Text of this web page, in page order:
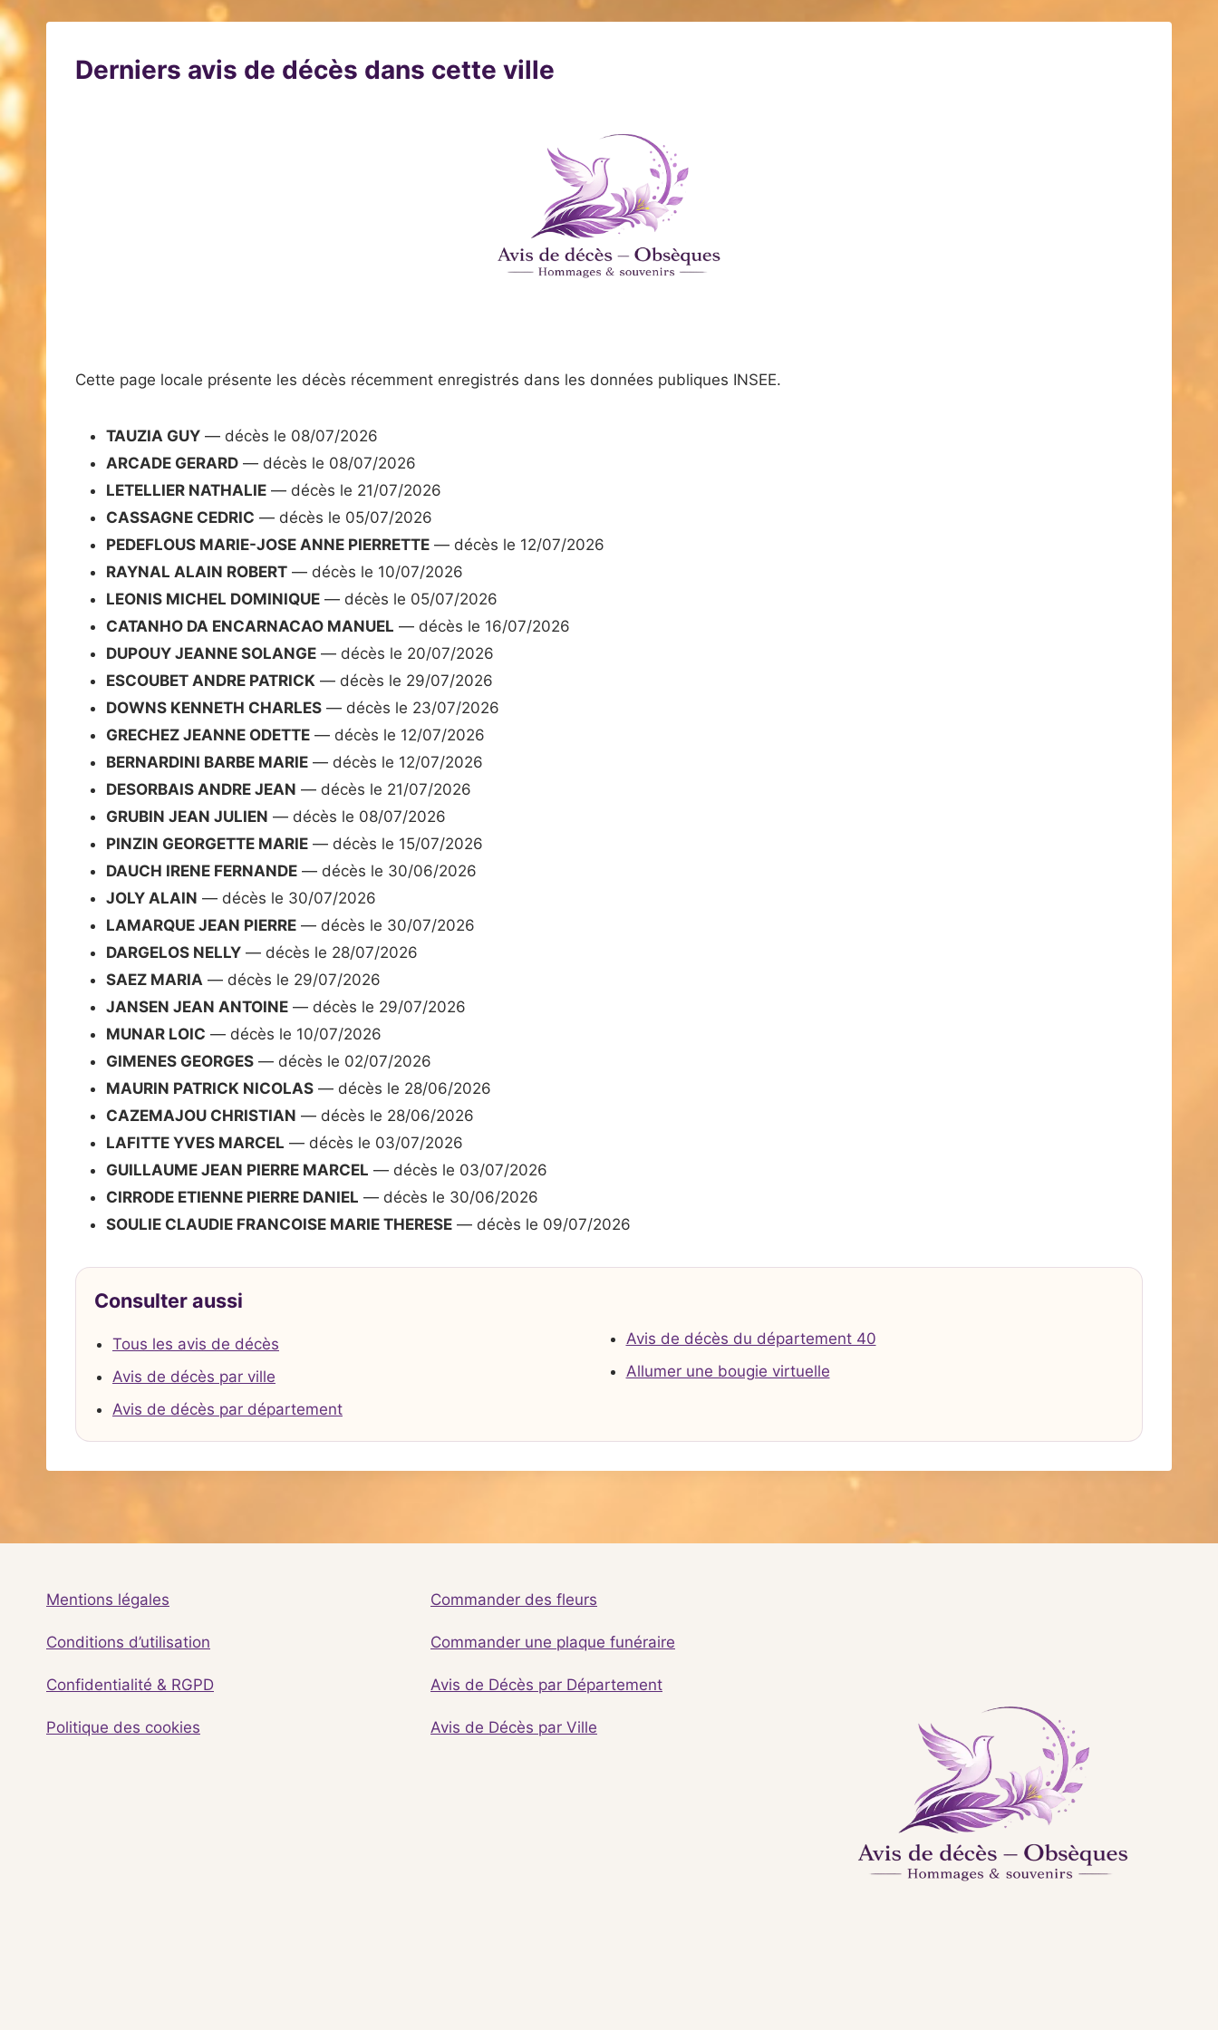
Derniers avis de décès dans cette ville
Cette page locale présente les décès récemment enregistrés dans les données publiques INSEE.
TAUZIA GUY — décès le 08/07/2026
ARCADE GERARD — décès le 08/07/2026
LETELLIER NATHALIE — décès le 21/07/2026
CASSAGNE CEDRIC — décès le 05/07/2026
PEDEFLOUS MARIE-JOSE ANNE PIERRETTE — décès le 12/07/2026
RAYNAL ALAIN ROBERT — décès le 10/07/2026
LEONIS MICHEL DOMINIQUE — décès le 05/07/2026
CATANHO DA ENCARNACAO MANUEL — décès le 16/07/2026
DUPOUY JEANNE SOLANGE — décès le 20/07/2026
ESCOUBET ANDRE PATRICK — décès le 29/07/2026
DOWNS KENNETH CHARLES — décès le 23/07/2026
GRECHEZ JEANNE ODETTE — décès le 12/07/2026
BERNARDINI BARBE MARIE — décès le 12/07/2026
DESORBAIS ANDRE JEAN — décès le 21/07/2026
GRUBIN JEAN JULIEN — décès le 08/07/2026
PINZIN GEORGETTE MARIE — décès le 15/07/2026
DAUCH IRENE FERNANDE — décès le 30/06/2026
JOLY ALAIN — décès le 30/07/2026
LAMARQUE JEAN PIERRE — décès le 30/07/2026
DARGELOS NELLY — décès le 28/07/2026
SAEZ MARIA — décès le 29/07/2026
JANSEN JEAN ANTOINE — décès le 29/07/2026
MUNAR LOIC — décès le 10/07/2026
GIMENES GEORGES — décès le 02/07/2026
MAURIN PATRICK NICOLAS — décès le 28/06/2026
CAZEMAJOU CHRISTIAN — décès le 28/06/2026
LAFITTE YVES MARCEL — décès le 03/07/2026
GUILLAUME JEAN PIERRE MARCEL — décès le 03/07/2026
CIRRODE ETIENNE PIERRE DANIEL — décès le 30/06/2026
SOULIE CLAUDIE FRANCOISE MARIE THERESE — décès le 09/07/2026
Consulter aussi
Tous les avis de décès
Avis de décès par ville
Avis de décès par département
Avis de décès du département 40
Allumer une bougie virtuelle
Mentions légales
Conditions d’utilisation
Confidentialité & RGPD
Politique des cookies
Commander des fleurs
Commander une plaque funéraire
Avis de Décès par Département
Avis de Décès par Ville